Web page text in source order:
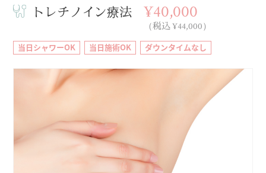
トレチノイン療法 ¥40,000
（税込 ¥44,000）
当日シャワーOK 当日施術OK ダウンタイムなし